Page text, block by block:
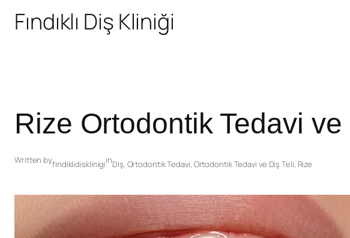
Fındıklı Diş Kliniği
Rize Ortodontik Tedavi ve
Written byfindiklidisklinigiinDiş, Ortodontik Tedavi, Ortodontik Tedavi ve Diş Teli, Rize